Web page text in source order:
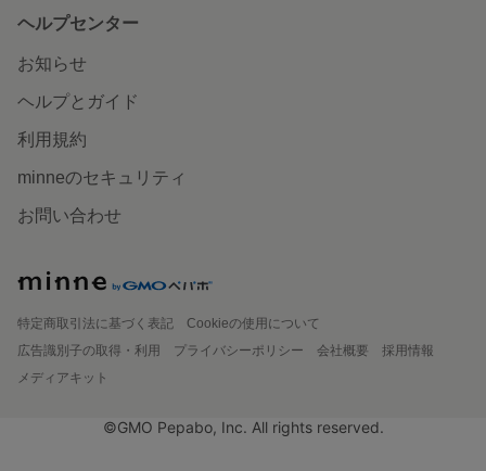
ヘルプセンター
お知らせ
ヘルプとガイド
利用規約
minneのセキュリティ
お問い合わせ
特定商取引法に基づく表記
Cookieの使用について
広告識別子の取得・利用
プライバシーポリシー 会社概要
採用情報
メディアキット
©GMO Pepabo, Inc. All rights reserved.